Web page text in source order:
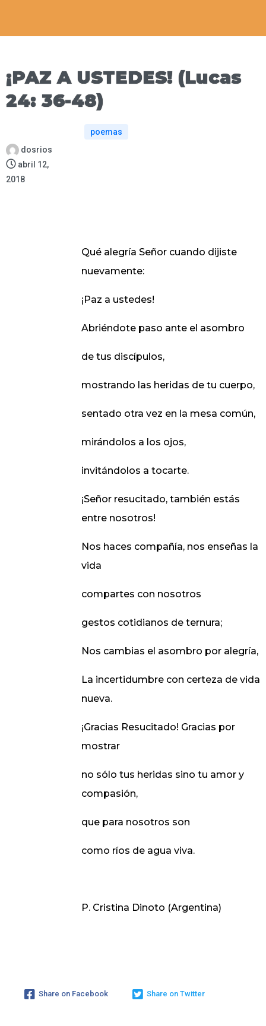
¡PAZ A USTEDES! (Lucas
24: 36-48)
dosrios
abril 12,
2018
poemas
Qué alegría Señor cuando dijiste
nuevamente:
¡Paz a ustedes!
Abriéndote paso ante el asombro
de tus discípulos,
mostrando las heridas de tu cuerpo,
sentado otra vez en la mesa común,
mirándolos a los ojos,
invitándolos a tocarte.
¡Señor resucitado, también estás
entre nosotros!
Nos haces compañía, nos enseñas la
vida
compartes con nosotros
gestos cotidianos de ternura;
Nos cambias el asombro por alegría,
La incertidumbre con certeza de vida
nueva.
¡Gracias Resucitado! Gracias por
mostrar
no sólo tus heridas sino tu amor y
compasión,
que para nosotros son
como ríos de agua viva.
P. Cristina Dinoto (Argentina)
Share on Facebook Share on Twitter